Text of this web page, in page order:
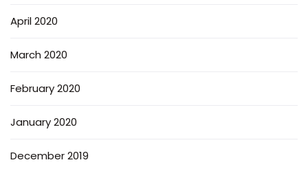
April 2020
March 2020
February 2020
January 2020
December 2019